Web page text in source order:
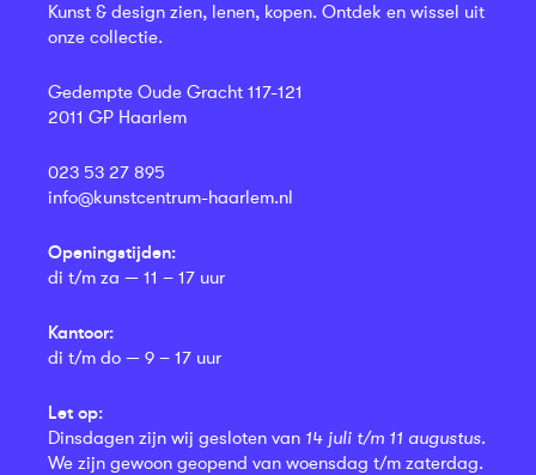
Kunst & design zien, lenen, kopen. Ontdek en wissel uit
onze collectie.
Gedempte Oude Gracht 117-121
2011 GP Haarlem
023 53 27 895
info@kunstcentrum-haarlem.nl
Openingstijden:
di t/m za — 11 – 17 uur
Kantoor:
di t/m do — 9 – 17 uur
Let op:
Dinsdagen zijn wij gesloten van 14 juli t/m 11 augustus.
We zijn gewoon geopend van woensdag t/m zaterdag.